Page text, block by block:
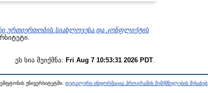
ურთიერთობის სიახლოვესა და კონფლიქტის
ეს სია შეიქმნა: Fri Aug 7 10:53:31 2026 PDT
უნივერსიტეტში. დეტალური ინფორმაცია პროგრამის შემქმნელების შესახებ